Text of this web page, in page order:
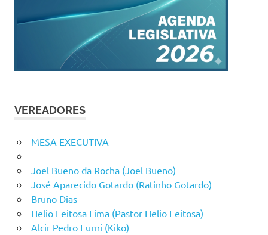
VEREADORES
MESA EXECUTIVA
——————————
Joel Bueno da Rocha (Joel Bueno)
José Aparecido Gotardo (Ratinho Gotardo)
Bruno Dias
Helio Feitosa Lima (Pastor Helio Feitosa)
Alcir Pedro Furni (Kiko)